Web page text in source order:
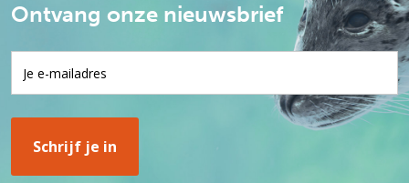
Ontvang onze nieuwsbrief